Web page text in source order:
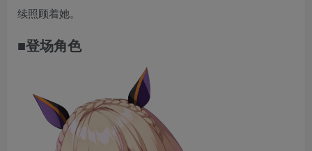
续照顾着她。
■登场角色